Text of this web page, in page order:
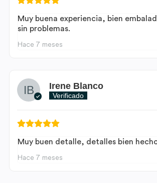
Muy buena experiencia, bien
sin problemas.
Hace 7 meses
Irene Blanco
Verificado
Muy buen detalle, detalles bien
Hace 7 meses